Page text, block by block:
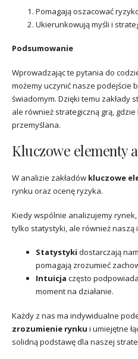
Pomagają oszacować
Ukierunkowują myśli i
Podsumowanie
Wprowadzając te pytania do
możemy uczynić nasze podejście
świadomym. Dzięki temu zakłady
ale również strategiczną grą,
przemyślana.
Kluczowe elementy
W analizie zakładów kluczowe
rynku oraz ocenę ryzyka.
Kiedy wspólnie analizujemy
tylko statystyki, ale również naszą
Statystyki dostarczają
pomagają zrozumieć
Intuicja często
moment na działanie.
Każdy z nas ma indywidualne
zrozumienie rynku i umiejętne
solidną podstawę dla naszej